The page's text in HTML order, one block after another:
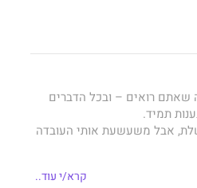
רואים – ובכל הדברים
תמיד.
אבל משעשעת אותי העובדה
קרא/י עוד..